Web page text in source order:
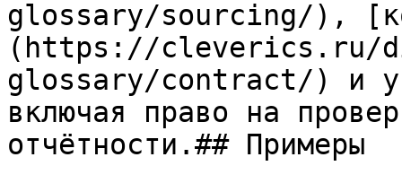
glossary/sourcing/),
(https://cleverics.ru/
glossary/contract/) и
включая право на
отчётности.## Примеры